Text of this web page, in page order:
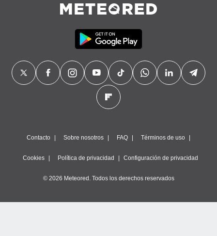
Contacto Sobre nosotros FAQ Términos de uso
Cookies Política de privacidad Configuración de privacidad
© 2026 Meteored. Todos los derechos reservados